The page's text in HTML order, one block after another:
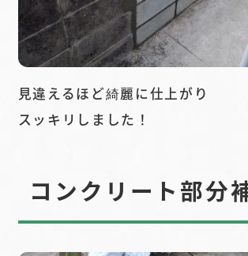
見違えるほど綺麗に仕上がり
スッキリしました！
コンクリート部分